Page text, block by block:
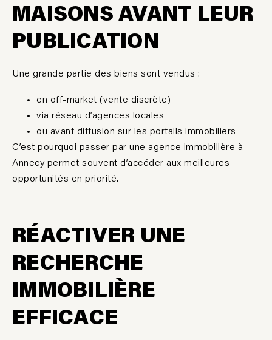
MAISONS AVANT LEUR
PUBLICATION
Une grande partie des biens sont vendus :
en off-market (vente discrète)
via réseau d’agences locales
ou avant diffusion sur les portails immobiliers
C’est pourquoi passer par une agence immobilière à
Annecypermet souvent d’accéder aux meilleures
opportunités en priorité.
RÉACTIVER UNE
RECHERCHE
IMMOBILIÈRE
EFFICACE